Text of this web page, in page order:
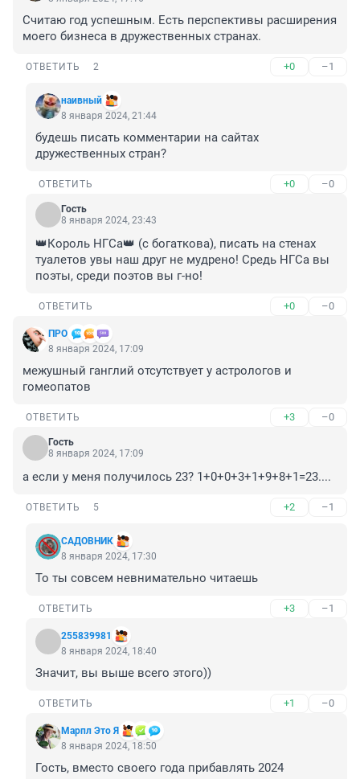
Считаю год успешным. Есть перспективы расширения
моего бизнеса в дружественных странах.
ОТВЕТИТЬ 2 +0 –1
наивный
8 января 2024, 21:44
будешь писать комментарии на сайтах
дружественных стран?
ОТВЕТИТЬ +0 –0
Гость
8 января 2024, 23:43
👑Король НГСа👑 (с богаткова), писать на стенах
туалетов увы наш друг не мудрено! Средь НГСа вы
поэты, среди поэтов вы г-но!
ОТВЕТИТЬ +0 –0
ПРО
8 января 2024, 17:09
межушный ганглий отсутствует у астрологов и
гомеопатов
ОТВЕТИТЬ +3 –0
Гость
8 января 2024, 17:09
а если у меня получилось 23? 1+0+0+3+1+9+8+1=23....
ОТВЕТИТЬ 5 +2 –1
САДОВНИК
8 января 2024, 17:30
То ты совсем невнимательно читаешь
ОТВЕТИТЬ +3 –1
255839981
8 января 2024, 18:40
Значит, вы выше всего этого))
ОТВЕТИТЬ +1 –0
Марпл Это Я
8 января 2024, 18:50
Гость, вместо своего года прибавлять 2024